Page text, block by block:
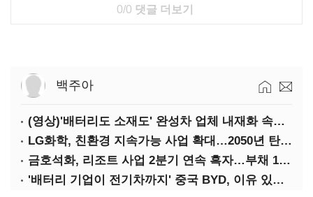
0/0 댓글 더보기
백주아
(영상)'배터리도 소재도' 완성차 업체 내재화 속도낸다
LG화학, 친환경 지속가능 사업 확대…2050년 탄소중립 달성
금호석화, 리조트 사업 2분기 연속 흑자…부채 170%↓
'배터리 기업이 전기차까지' 중국 BYD, 이유 있는 선전